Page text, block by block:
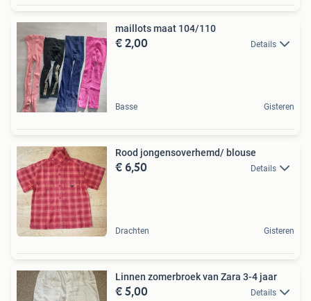
maillots maat 104/110
€ 2,00 Details
Basse Gisteren
Rood jongensoverhemd/ blouse
€ 6,50 Details
Drachten Gisteren
Linnen zomerbroek van Zara 3-4 jaar
€ 5,00 Details